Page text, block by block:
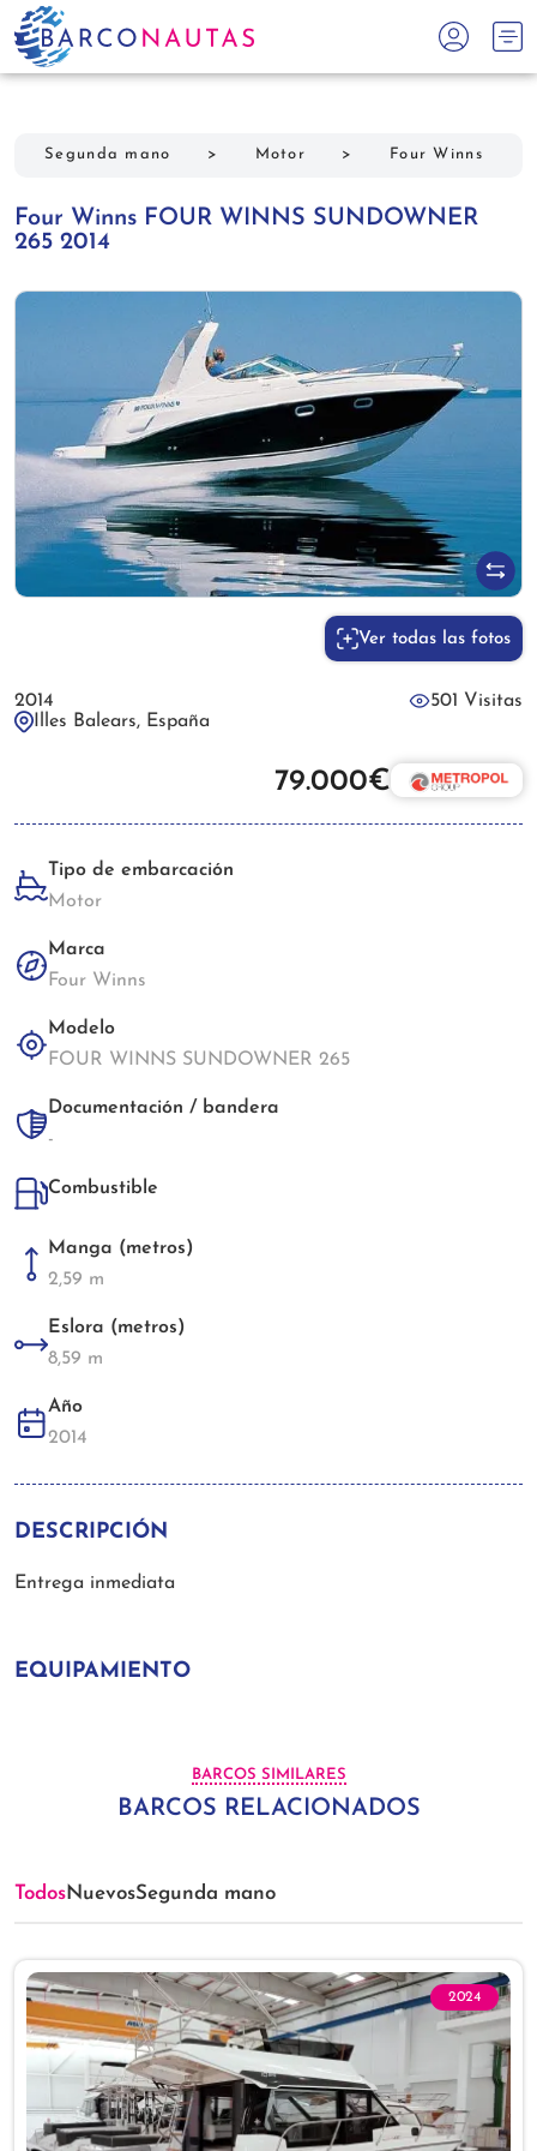
Segunda mano > Motor > Four Winns
Four Winns FOUR WINNS SUNDOWNER
265 2014
Ver todas las fotos
2014
501 Visitas
Illes Balears, España
79.000€
Tipo de embarcación
Motor
Marca
Four Winns
Modelo
FOUR WINNS SUNDOWNER 265
Documentación / bandera
-
Combustible
Manga (metros)
2,59 m
Eslora (metros)
8,59 m
Año
2014
DESCRIPCIÓN
Entrega inmediata
EQUIPAMIENTO
BARCOS SIMILARES
BARCOS RELACIONADOS
TodosNuevosSegunda mano
2024